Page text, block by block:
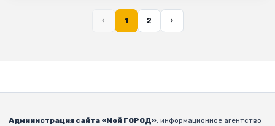
‹ 1 2 ›
Администрация сайта «Мой ГОРОД»: информационное агентство